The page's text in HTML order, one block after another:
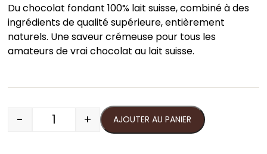
Du chocolat fondant 100% lait suisse, combiné à des
ingrédients de qualité supérieure, entièrement
naturels. Une saveur crémeuse pour tous les
amateurs de vrai chocolat au lait suisse.
quantité de Tablette Munz lait 300g
- + AJOUTER AU PANIER